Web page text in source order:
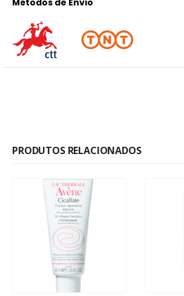
Métodos de Envio
PRODUTOS RELACIONADOS